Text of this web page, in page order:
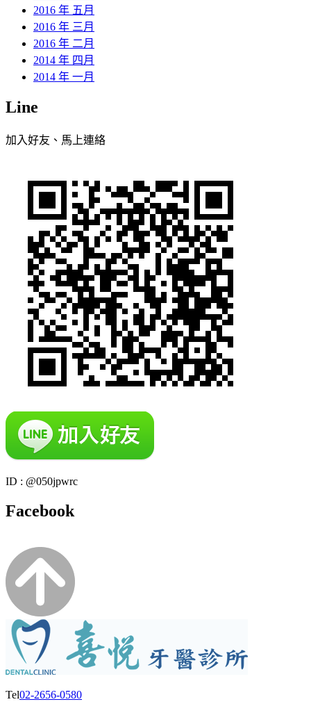
2016 年 五月
2016 年 三月
2016 年 二月
2014 年 四月
2014 年 一月
Line
加入好友、馬上連絡
ID : @050jpwrc
Facebook
Tel02-2656-0580